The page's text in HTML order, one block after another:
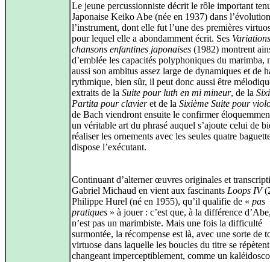
Le jeune percussionniste décrit le rôle important
Japonaise Keiko Abe (née en 1937) dans
l’instrument, dont elle fut l’une des premières
pour lequel elle a abondamment écrit. Ses
chansons enfantines japonaises (1982) montrent
d’emblée les capacités polyphoniques du marimba,
aussi son ambitus assez large de dynamiques et de
rythmique, bien sûr, il peut donc aussi être
extraits de la Suite pour luth en mi mineur, de la
Partita pour clavieret de la Sixième Suite pour
de Bach viendront ensuite le confirmer
un véritable art du phrasé auquel s’ajoute celui de
réaliser les ornements avec les seules quatre
dispose l’exécutant.
Continuant d’alterner œuvres originales et
Gabriel Michaud en vient aux fascinants Loops IV
Philippe Hurel (né en 1955), qu’il qualifie de « pas
pratiques » à jouer : c’est que, à la différence
n’est pas un marimbiste. Mais une fois la difficulté
surmontée, la récompense est là, avec une sorte de
virtuose dans laquelle les boucles du titre se
changeant imperceptiblement, comme un